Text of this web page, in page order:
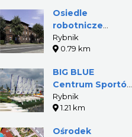
Osiedle
robotnicze
Paruszowiec w
Rybniku
Rybnik
0.79 km
BIG BLUE
Centrum Sportów
Wodnych
Rybnik
1.21 km
Ośrodek